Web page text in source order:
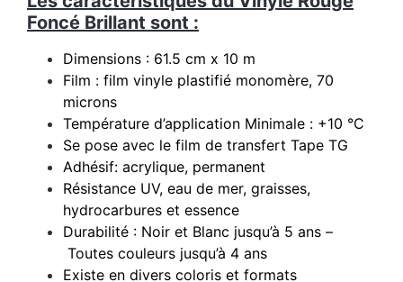
Foncé Brillant sont :
Dimensions : 61.5 cm x 10 m
Film : film vinyle plastifié monomère, 70
microns
Température d’application Minimale : +10 °C
Se pose avec le film de transfert Tape TG
Adhésif: acrylique, permanent
Résistance UV, eau de mer, graisses,
hydrocarbures et essence
Durabilité : Noir et Blanc jusqu’à 5 ans –
Toutes couleurs jusqu’à 4 ans
Existe en divers coloris et formats